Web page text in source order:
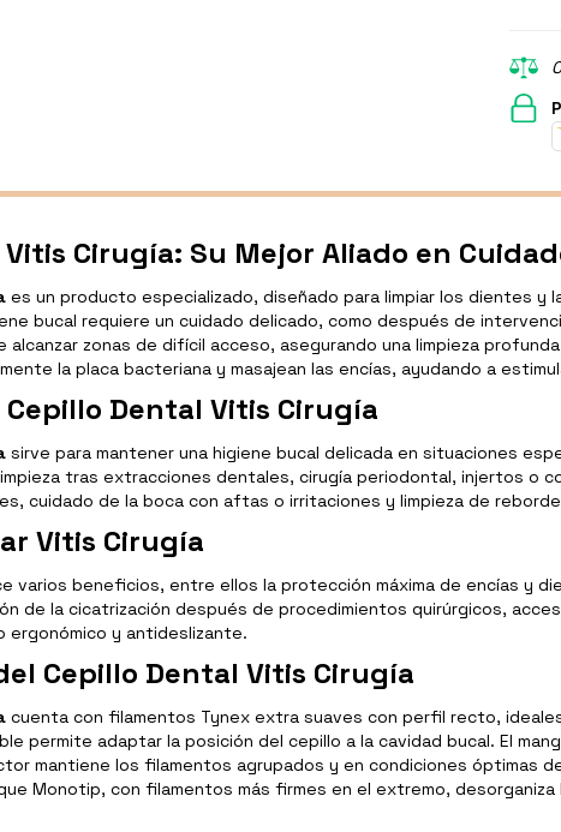
Cirugía: Su Mejor Aliado en
es un producto especializado, diseñado para limpiar los dientes
bucal requiere un cuidado delicado, como después de
alcanzar zonas de difícil acceso, asegurando una limpieza
la placa bacteriana y masajean las encías, ayudando a
Dental Vitis Cirugía
sirve para mantener una higiene bucal delicada en situaciones
tras extracciones dentales, cirugía periodontal, injertos o
cuidado de la boca con aftas o irritaciones y limpieza de
Vitis Cirugía
varios beneficios, entre ellos la protección máxima de encías y
de la cicatrización después de procedimientos quirúrgicos,
ergonómico y antideslizante.
Cepillo Dental Vitis Cirugía
cuenta con filamentos Tynex extra suaves con perfil recto,
permite adaptar la posición del cepillo a la cavidad bucal. El
mantiene los filamentos agrupados y en condiciones óptimas
Monotip, con filamentos más firmes en el extremo,